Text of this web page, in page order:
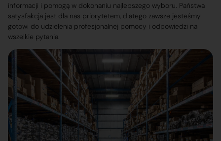
informacji i pomogą w dokonaniu najlepszego wyboru. Państwa
satysfakcja jest dla nas priorytetem, dlatego zawsze jesteśmy
gotowi do udzielenia profesjonalnej pomocy i odpowiedzi na
wszelkie pytania.